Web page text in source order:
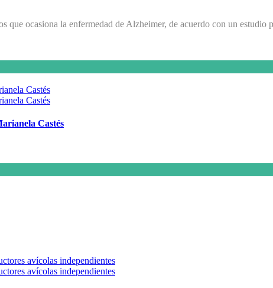
ocasiona la enfermedad de Alzheimer, de acuerdo con un
Castés